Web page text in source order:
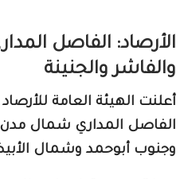
الأرصاد: الفاصل
والفاشر والجنينة
أعلنت الهيئة العامة
الفاصل المداري شمال
وجنوب أبوحمد وشمال